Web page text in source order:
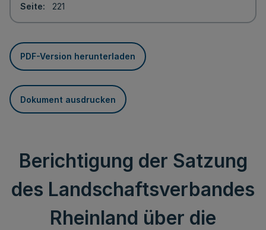
Seite
221
PDF-Version herunterladen
Dokument ausdrucken
Berichtigung der Satzung
des Landschaftsverbandes
Rheinland über die